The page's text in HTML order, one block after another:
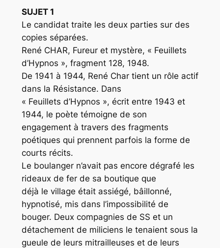
SUJET 1
Le candidat traite les deux parties sur des
copies séparées.
René CHAR, Fureur et mystère, « Feuillets
d’Hypnos », fragment 128, 1948.
De 1941 à 1944, René Char tient un rôle actif
dans la Résistance. Dans
« Feuillets d’Hypnos », écrit entre 1943 et
1944, le poète témoigne de son
engagement à travers des fragments
poétiques qui prennent parfois la forme de
courts récits.
Le boulanger n’avait pas encore dégrafé les
rideaux de fer de sa boutique que
déjà le village était assiégé, bâillonné,
hypnotisé, mis dans l’impossibilité de
bouger. Deux compagnies de SS et un
détachement de miliciens le tenaient sous la
gueule de leurs mitrailleuses et de leurs